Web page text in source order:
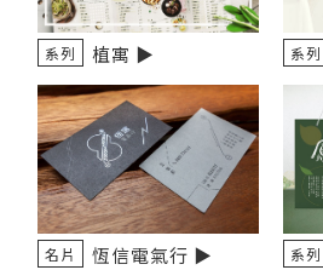
植寓 ▶️
系列 系列
恆信電氣行 ▶️
名片 系列